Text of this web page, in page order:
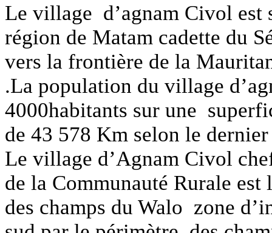
Le village d’agnam Civol est
région de Matam cadette du
vers la frontière de la
.La population du village
4000habitants sur une
de 43 578 Km selon le
Le village d’Agnam Civol
de la Communauté Rurale
des champs du Walo zone